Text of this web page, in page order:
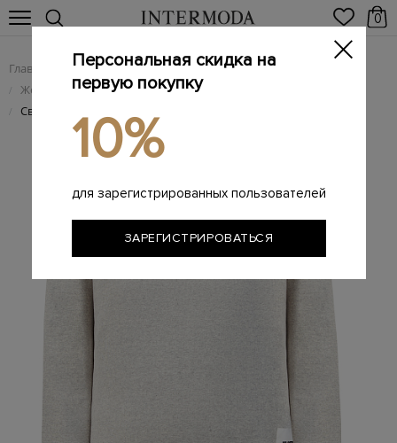
0
Главная Женщинам / Женская одежда
/ Женский трикотаж
/ Свободный свитшот из хлопкового футера с нашивкой
Персональная скидка на
первую покупку
10%
для зарегистрированных пользователей
ЗАРЕГИСТРИРОВАТЬСЯ